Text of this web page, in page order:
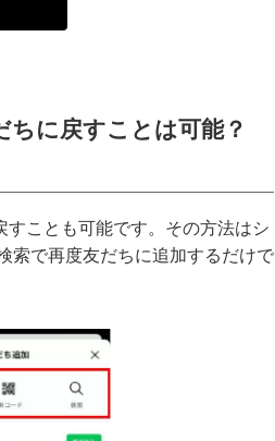
ちに戻すことは可能？
ことも可能です。その方法はシ
索で再度友だちに追加するだけで